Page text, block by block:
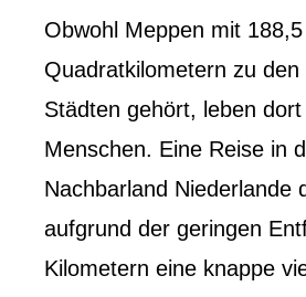
Obwohl Meppen mit 188,5
Quadratkilometern zu den
Städten gehört, leben
Menschen. Eine Reise in
Nachbarland Niederlande
aufgrund der geringen
Kilometern eine knappe